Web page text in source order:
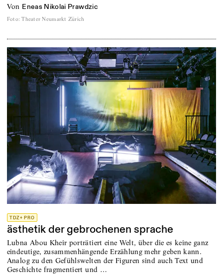
von Eneas Nikolai Prawdzic
Foto: Theater Neumarkt Zürich
TDZ+ PRO
ästhetik der gebrochenen sprache
Lubna Abou Kheir porträtiert eine Welt, über die es keine ganz
eindeutige, zusammenhängende Erzählung mehr geben kann.
Analog zu den Gefühlswelten der Figuren sind auch Text und
Geschichte fragmentiert und …